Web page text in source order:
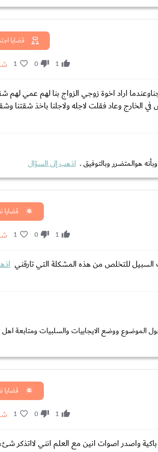
قضايا
1
0
1
اراد اخوة زوجي الزواج بنا لهم عمي لهم
الخارج وعاد فقلت لاجله ولاجلنا باخذ شقتنا
هوالمتضرر وبالتوفيق . اذهب إلى السؤال
قضايا
1
0
1
السبيل للتخلص من هذه المشكلة التي تارقني
الموضوع ووضع الايجابيات والسلبيات ومتابعة اهل
قضايا
1
0
1
واصدر اصوات انين مع العلم انني لااتذكر